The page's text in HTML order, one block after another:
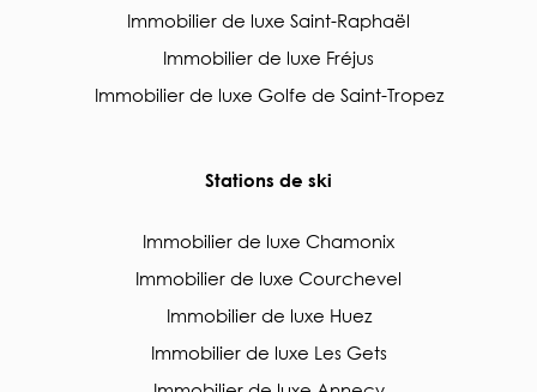
Immobilier de luxe Saint-Raphaël
Immobilier de luxe Fréjus
Immobilier de luxe Golfe de Saint-Tropez
Stations de ski
Immobilier de luxe Chamonix
Immobilier de luxe Courchevel
Immobilier de luxe Huez
Immobilier de luxe Les Gets